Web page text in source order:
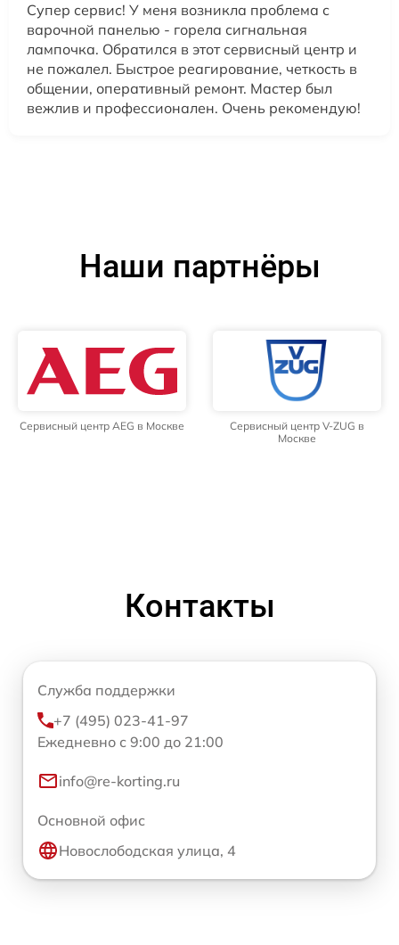
Супер сервис! У меня возникла проблема с
варочной панелью - горела сигнальная
лампочка. Обратился в этот сервисный центр и
не пожалел. Быстрое реагирование, четкость в
общении, оперативный ремонт. Мастер был
вежлив и профессионален. Очень рекомендую!
Наши партнёры
Сервисный центр AEG в Москве
Сервисный центр V-ZUG в
Москве
Контакты
Служба поддержки
+7 (495) 023-41-97
Ежедневно с 9:00 до 21:00
info@re-korting.ru
Основной офис
Новослободская улица, 4